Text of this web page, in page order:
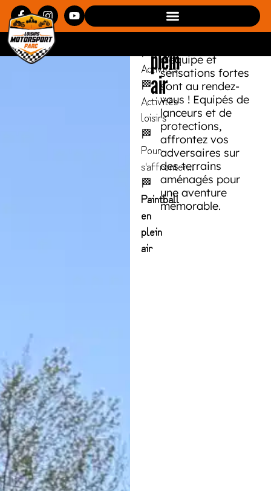
Loisirs
Motorsports
Activités
🏁
Activités
loisirs
🏁
Pour
s'affronter...
🏁
Paintball
en
plein
air
Paintball
en
plein
air
Plongez dans une
expérience
immersive où
d’équipe et
sensations fortes
sont au rendez-
vous ! Equipés de
lanceurs et de
protections,
affrontez vos
adversaires sur
des terrains
aménagés pour
une aventure
mémorable.